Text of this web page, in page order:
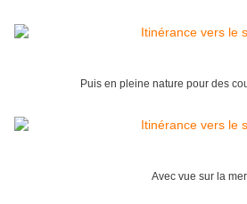
Puis en pleine nature pour des
Avec vue sur la